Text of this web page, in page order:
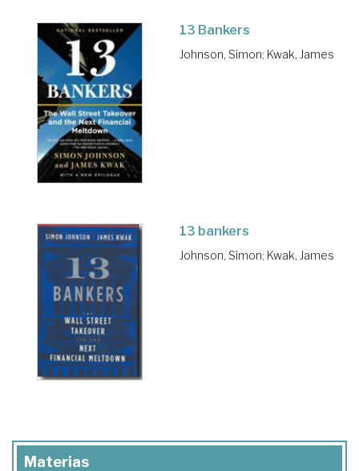
13 Bankers
Johnson, Simon; Kwak, James
13 bankers
Johnson, Simon; Kwak, James
Materias